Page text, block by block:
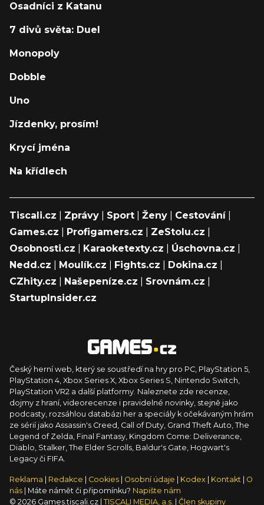
Osadníci z Katanu
7 divů světa: Duel
Monopoly
Dobble
Uno
Jízdenky, prosím!
Krycí jména
Na křídlech
Tiscali.cz Zprávy Sport Ženy Cestování|
Games.cz
Profigamers.cz ZeStolu.cz
Osobnosti.cz
Karaoketexty.cz Úschovna.cz
Nedd.cz
Moulík.cz Fights.cz Dokina.cz
CZhity.cz
Našepeníze.cz Srovnám.cz
StartupInsider.cz
Český herní web, který se soustředí na hry pro PC, PlayStation 5,
PlayStation 4, Xbox Series X, Xbox Series S, Nintendo Switch,
PlayStation VR2 a další platformy. Naleznete zde recenze,
dojmy z hraní, videorecenze i pravidelné novinky, stejně jako
podcasty, rozsáhlou databázi her a speciály k očekávaným hrám
ze sérií jako Assassin's Creed, Call of Duty, Grand Theft Auto, The
Legend of Zelda, Final Fantasy, Kingdom Come: Deliverance,
Diablo, Stalker, The Elder Scrolls, Baldur's Gate, Hogwart's
Legacy či FIFA.
Reklama Redakce Cookies Osobní údaje Kodex Kontakt
O
nás
| Máte námět či připomínku? Napište nám
© 2026 Games.tiscali.cz | TISCALI MEDIA, a.s. Člen skupiny